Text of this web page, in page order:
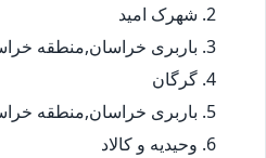
شهرک امید
باربری خراسان,منطقه
گرگان
باربری خراسان,منطقه
وحیدیه و کالاد